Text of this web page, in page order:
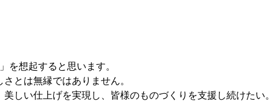
を想起すると思います。
とは無縁ではありません。
しい仕上げを実現し、皆様のものづくりを支援し続けたい。